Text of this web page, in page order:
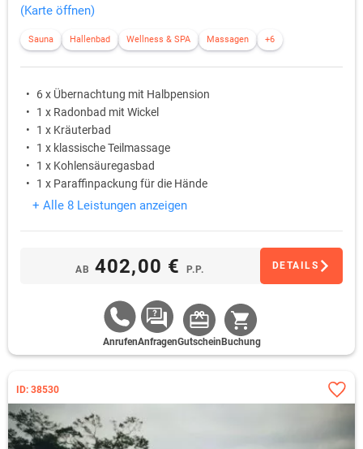
(Karte öffnen)
Sauna Hallenbad Wellness & SPA Massagen +6
6 x Übernachtung mit Halbpension
1 x Radonbad mit Wickel
1 x Kräuterbad
1 x klassische Teilmassage
1 x Kohlensäuregasbad
1 x Paraffinpackung für die Hände
+ Alle 8 Leistungen anzeigen
AB 402,00 € P.P. DETAILS
AnrufenAnfragenGutschein Buchung
ID: 38530